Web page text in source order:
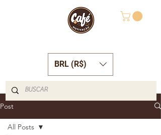
BRL (R$)
Post
All Posts